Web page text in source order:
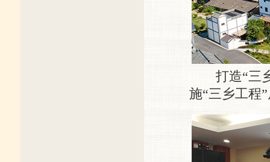
打造“三乡
施“三乡工程